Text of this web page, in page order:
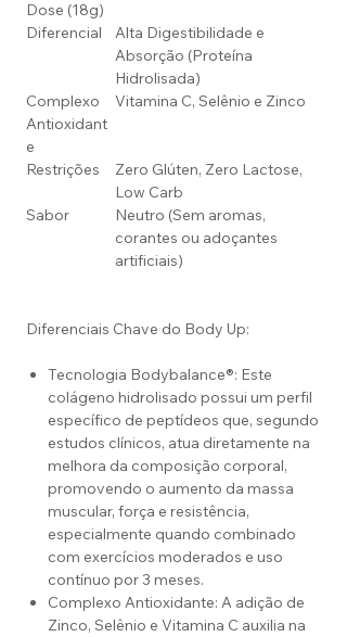
Dose (18g)
Diferencial
Alta Digestibilidade e
Absorção (Proteína
Hidrolisada)
Complexo
Antioxidant
e
Vitamina C, Selênio e Zinco
Restrições
Zero Glúten, Zero Lactose,
Low Carb
Sabor
Neutro (Sem aromas,
corantes ou adoçantes
artificiais)
Diferenciais Chave do Body Up:
Tecnologia Bodybalance®: Este
colágeno hidrolisado possui um perfil
específico de peptídeos que, segundo
estudos clínicos, atua diretamente na
melhora da composição corporal,
promovendo o aumento da massa
muscular, força e resistência,
especialmente quando combinado
com exercícios moderados e uso
contínuo por 3 meses.
Complexo Antioxidante: A adição de
Zinco, Selênio e Vitamina C auxilia na